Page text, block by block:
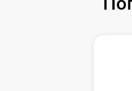
Замена
Замена системы